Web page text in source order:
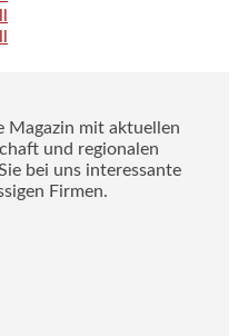
Magazin mit aktuellen
und regionalen
bei uns interessante
Firmen.